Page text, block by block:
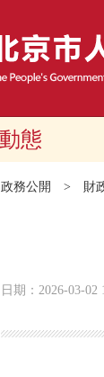
態
政務公開 > 財
日期：2026-03-02